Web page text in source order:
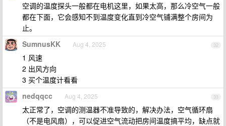
空调的温度探头一般都在电机这里，如果太高，那么冷空气一般
都在下面，它会感知不到温度变化直到冷空气铺满整个房间为
止。
32
SumnusKK Aug 4, 2025
1 风速
2 出风方向
3 买个温度计看看
33
nedqqcc Aug 4, 2025
太正常了，空调的测温器不准导致的，解决办法，空气循环扇
（不是电风扇），可以促进空气流动把房间温度搞平均，缺点就